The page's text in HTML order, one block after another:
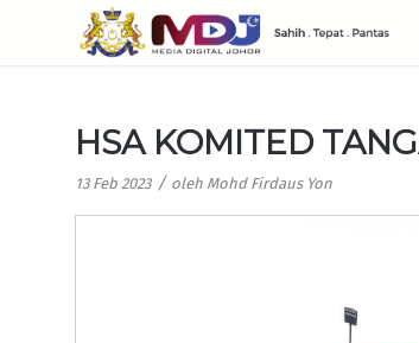
HSA KOMITED
13 Feb 2023 / oleh Mohd Firdaus Yon